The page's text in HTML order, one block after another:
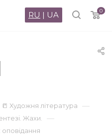
0
RU | UA
📒 Художня література —
Жахи. —